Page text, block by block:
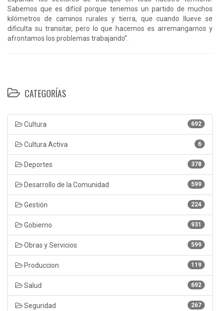
Sabemos que es difícil porque tenemos un partido de muchos
kilómetros de caminos rurales y tierra, que cuando llueve se
dificulta su transitar, pero lo que hacemos es arremangarnos y
afrontamos los problemas trabajando”.
CATEGORÍAS
692
Cultura
6
Cultura Activa
378
Deportes
599
Desarrollo de la Comunidad
224
Gestión
931
Gobierno
599
Obras y Servicios
119
Produccion
692
Salud
267
Seguridad